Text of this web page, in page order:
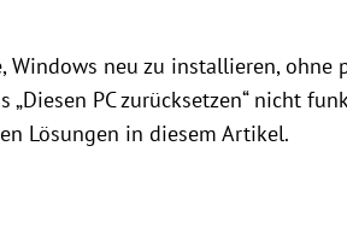
Windows neu zu installieren, ohne
PC zurücksetzen“ nicht
Lösungen in diesem Artikel.